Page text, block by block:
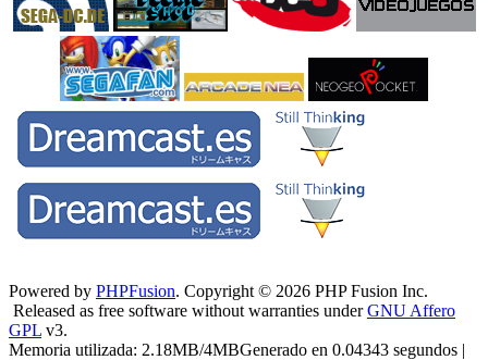
Powered by PHPFusion. Copyright © 2026 PHP Fusion Inc.
Released as free software without warranties underGNU Affero
GPL v3.
Memoria utilizada: 2.18MB/4MBGenerado en 0.04343 segundos |